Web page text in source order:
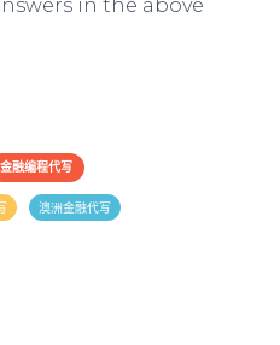
in the above
金融编程代写
澳洲金融代写